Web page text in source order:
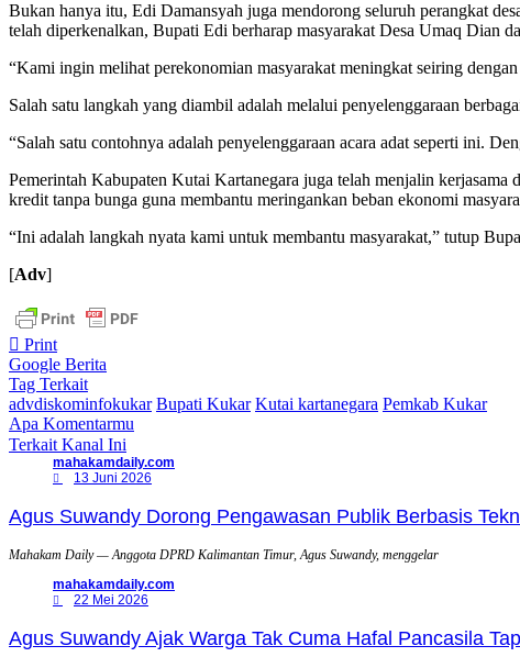
Bukan hanya itu, Edi Damansyah juga mendorong seluruh perangkat
telah diperkenalkan, Bupati Edi berharap masyarakat Desa Umaq Dian
“Kami ingin melihat perekonomian masyarakat meningkat seiring
Salah satu langkah yang diambil adalah melalui penyelenggaraan
“Salah satu contohnya adalah penyelenggaraan acara adat seperti ini.
Pemerintah Kabupaten Kutai Kartanegara juga telah menjalin
kredit tanpa bunga guna membantu meringankan beban ekonomi
“Ini adalah langkah nyata kami untuk membantu masyarakat,” tutup
[Adv]
Print
Google Berita
Tag Terkait
advdiskominfokukar Bupati Kukar Kutai kartanegara Pemkab Kukar
Apa Komentarmu
Terkait Kanal Ini
mahakamdaily.com
13 Juni 2026
Agus Suwandy Dorong Pengawasan Publik Berbasis
Mahakam Daily — Anggota DPRD Kalimantan Timur, Agus Suwandy, menggelar
mahakamdaily.com
22 Mei 2026
Agus Suwandy Ajak Warga Tak Cuma Hafal Pancasila